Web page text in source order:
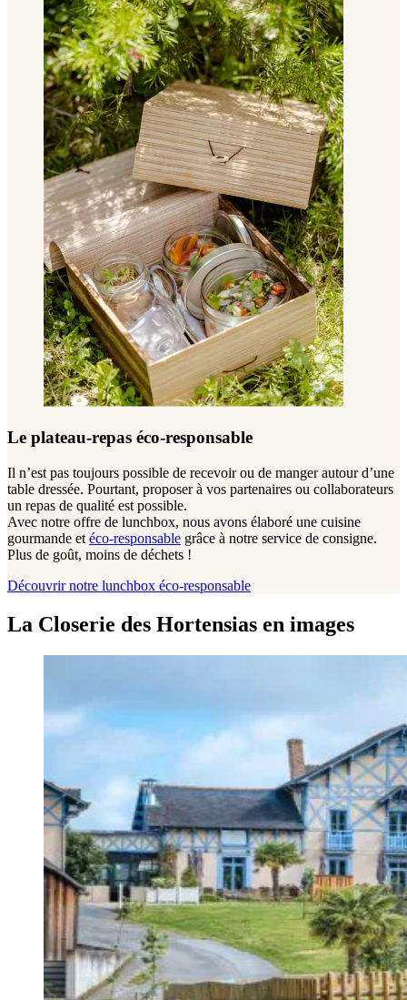
Le plateau-repas éco-responsable
Il n’est pas toujours possible de recevoir ou de manger autour d’une
table dressée. Pourtant, proposer à vos partenaires ou collaborateurs
un repas de qualité est possible.
Avec notre offre de lunchbox, nous avons élaboré une cuisine
gourmande et éco-responsable grâce à notre service de consigne.
Plus de goût, moins de déchets !
Découvrir notre lunchbox éco‑responsable
La Closerie des Hortensias en images